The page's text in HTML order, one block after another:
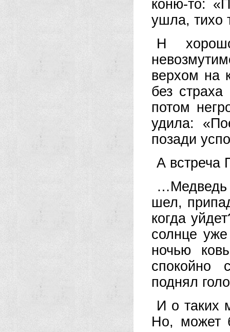
коню-то:
ушла, тихо
Н
верхом на
без
потом
удила:
позади
А встреча
…Медведь
шел,
когда
солнце
ночью
спокойно
поднял
И о таких
Но, может